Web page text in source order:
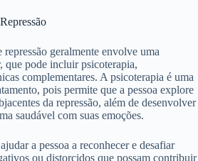
geralmente envolve uma
que pode incluir psicoterapia,
complementares. A psicoterapia é uma
pois permite que a pessoa explore
da repressão, além de desenvolver
saudável com suas emoções.
a pessoa a reconhecer e desafiar
ou distorcidos que possam contribuir